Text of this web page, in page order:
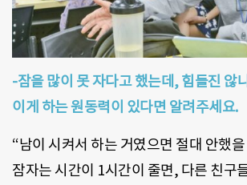
-잠을 많이 못 자다고 했는데, 힘들진 않
이게 하는 원동력이 있다면 알려주세요.
“남이 시켜서 하는 거였으면 절대 안했
잠자는 시간이 1시간이 줄면, 다른 친구